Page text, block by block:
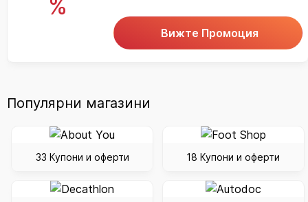
Вижте Промоция
Популярни магазини
33 Купони и оферти 18 Купони и оферти